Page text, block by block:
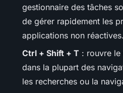
gestionnaire des tâches
de gérer rapidement les
applications non réactives.
Ctrl + Shift + T : rouvre
dans la plupart des
les recherches ou la